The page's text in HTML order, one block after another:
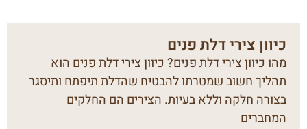
כיוון צירי דלת פנים
מהו כיוון צירי דלת פנים? כיוון צירי דלת פנים הוא
תהליך חשוב שמטרתו להבטיח שהדלת תיפתח ותיסגר
בצורה חלקה וללא בעיות. הצירים הם החלקים
המחברים